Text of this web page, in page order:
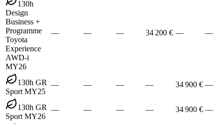
130h
Design
Business +
Programme
Toyota
Experience
AWD-i
MY26
— — — 34 200 € — —
130h GR
Sport MY25
— — — — 34 900 € —
130h GR
Sport MY26
— — — — 34 900 € —